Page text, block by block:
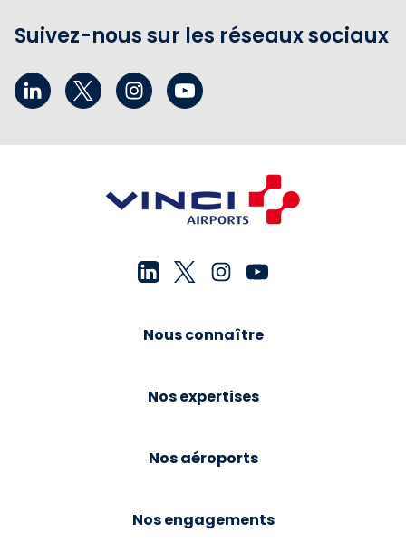
Suivez-nous sur les réseaux sociaux
Nous connaître
Nos expertises
Nos aéroports
Nos engagements